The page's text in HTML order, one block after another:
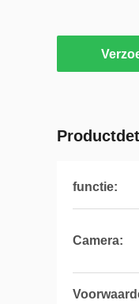
functie:
Camera: